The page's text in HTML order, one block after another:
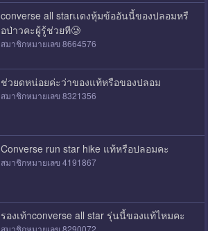
converse all starเเดงหุ้มข้ออันนี้ของปลอมหรื
อป่าวคะผู้รู้ช่วยที🥲
สมาชิกหมายเลข 8664576
ช่วยดหน่อยค่ะว่าของแท้หรือของปลอม
สมาชิกหมายเลข 8321356
Converse run star hike แท้หรือปลอมคะ
สมาชิกหมายเลข 4191867
รองเท้าconverse all star รุ่นนี้ของแท้ไหมคะ
สมาชิกหมายเลข 8290072